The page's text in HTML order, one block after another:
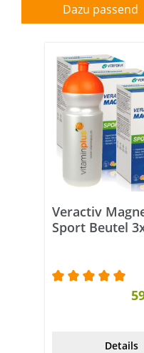
Dazu passend
Veractiv
Sport Beutel
Details